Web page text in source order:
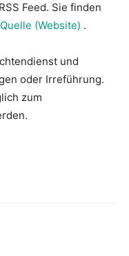
Feed. Sie finden
Quelle (Website) .
und
oder Irreführung.
zum